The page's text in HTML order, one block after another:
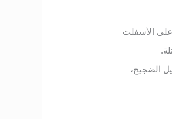
على الأسفلت
الضجيج،